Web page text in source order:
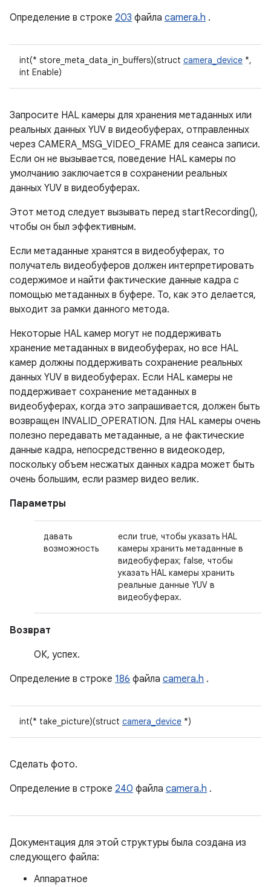
Определение в строке 203 файла camera.h .
int(* store_meta_data_in_buffers)(struct camera_device *,
int Enable)
Запросите HAL камеры для хранения метаданных или
реальных данных YUV в видеобуферах, отправленных
через CAMERA_MSG_VIDEO_FRAME для сеанса записи.
Если он не вызывается, поведение HAL камеры по
умолчанию заключается в сохранении реальных
данных YUV в видеобуферах.
Этот метод следует вызывать перед startRecording(),
чтобы он был эффективным.
Если метаданные хранятся в видеобуферах, то
получатель видеобуферов должен интерпретировать
содержимое и найти фактические данные кадра с
помощью метаданных в буфере. То, как это делается,
выходит за рамки данного метода.
Некоторые HAL камер могут не поддерживать
хранение метаданных в видеобуферах, но все HAL
камер должны поддерживать сохранение реальных
данных YUV в видеобуферах. Если HAL камеры не
поддерживает сохранение метаданных в
видеобуферах, когда это запрашивается, должен быть
возвращен INVALID_OPERATION. Для HAL камеры очень
полезно передавать метаданные, а не фактические
данные кадра, непосредственно в видеокодер,
поскольку объем несжатых данных кадра может быть
очень большим, если размер видео велик.
Параметры
давать
возможность
если true, чтобы указать HAL
камеры хранить метаданные в
видеобуферах; false, чтобы
указать HAL камеры хранить
реальные данные YUV в
видеобуферах.
Возврат
ОК, успех.
Определение в строке 186 файла camera.h .
int(* take_picture)(struct camera_device *)
Сделать фото.
Определение в строке 240 файла camera.h .
Документация для этой структуры была создана из
следующего файла:
Аппаратное